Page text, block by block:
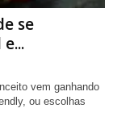
se
vem ganhando
ou escolhas